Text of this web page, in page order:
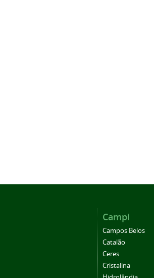
Campi
Campos Belos
Catalão
Ceres
Cristalina